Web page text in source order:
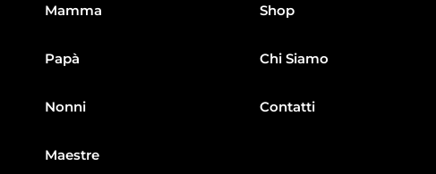
Mamma
Papà
Nonni
Maestre
Shop
Chi Siamo
Contatti